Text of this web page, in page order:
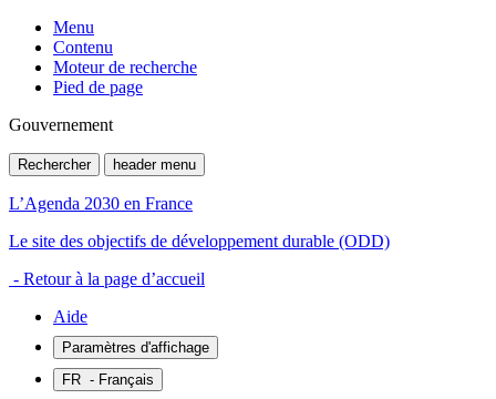
Menu
Contenu
Moteur de recherche
Pied de page
Gouvernement
Rechercher header menu
L’Agenda 2030 en France
Le site des objectifs de développement durable (ODD)
- Retour à la page d’accueil
Aide
Paramètres d'affichage
FR - Français